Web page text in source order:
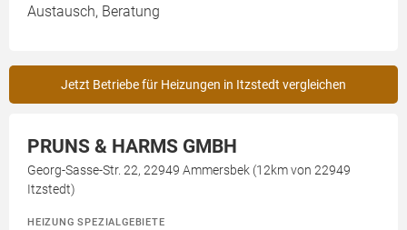
Austausch, Beratung
Jetzt Betriebe für Heizungen in Itzstedt vergleichen
PRUNS & HARMS GMBH
Georg-Sasse-Str. 22, 22949 Ammersbek (12km von 22949
Itzstedt)
HEIZUNG SPEZIALGEBIETE